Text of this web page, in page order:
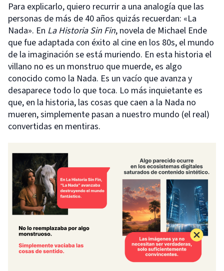
Para explicarlo, quiero recurrir a una analogía que las
personas de más de 40 años quizás recuerdan: «La
Nada». En La Historia Sin Fin, novela de Michael Ende
que fue adaptada con éxito al cine en los 80s, el mundo
de la imaginación se está muriendo. En esta historia el
villano no es un monstruo que muerde, es algo
conocido como la Nada. Es un vacío que avanza y
desaparece todo lo que toca. Lo más inquietante es
que, en la historia, las cosas que caen a la Nada no
mueren, simplemente pasan a nuestro mundo (el real)
convertidas en mentiras.